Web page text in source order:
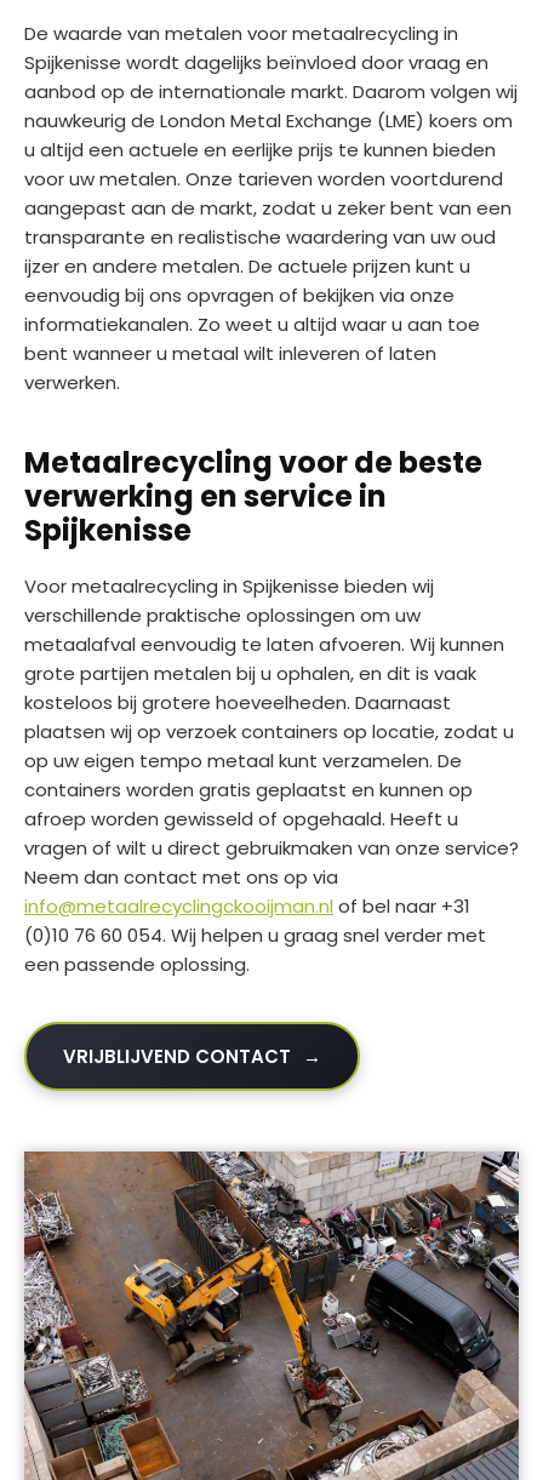
De waarde van metalen voor metaalrecycling in
Spijkenisse wordt dagelijks beïnvloed door vraag en
aanbod op de internationale markt. Daarom volgen wij
nauwkeurig de London Metal Exchange (LME) koers om
u altijd een actuele en eerlijke prijs te kunnen bieden
voor uw metalen. Onze tarieven worden voortdurend
aangepast aan de markt, zodat u zeker bent van een
transparante en realistische waardering van uw oud
ijzer en andere metalen. De actuele prijzen kunt u
eenvoudig bij ons opvragen of bekijken via onze
informatiekanalen. Zo weet u altijd waar u aan toe
bent wanneer u metaal wilt inleveren of laten
verwerken.
Metaalrecycling voor de beste
verwerking en service in
Spijkenisse
Voor metaalrecycling in Spijkenisse bieden wij
verschillende praktische oplossingen om uw
metaalafval eenvoudig te laten afvoeren. Wij kunnen
grote partijen metalen bij u ophalen, en dit is vaak
kosteloos bij grotere hoeveelheden. Daarnaast
plaatsen wij op verzoek containers op locatie, zodat u
op uw eigen tempo metaal kunt verzamelen. De
containers worden gratis geplaatst en kunnen op
afroep worden gewisseld of opgehaald. Heeft u
vragen of wilt u direct gebruikmaken van onze service?
Neem dan contact met ons op via
info@metaalrecyclingckooijman.nl of bel naar +31
(0)10 76 60 054. Wij helpen u graag snel verder met
een passende oplossing.
VRIJBLIJVEND CONTACT